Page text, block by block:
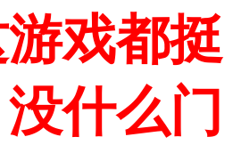
戏都挺
什么门